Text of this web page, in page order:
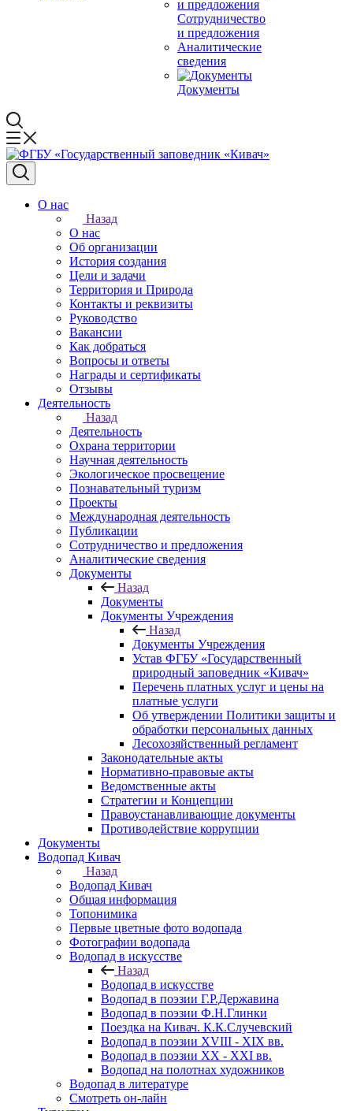
Сотрудничество
и предложения
Аналитические
сведения
Документы
О нас
Назад
О нас
Об организации
История создания
Цели и задачи
Территория и Природа
Контакты и реквизиты
Руководство
Вакансии
Как добраться
Вопросы и ответы
Награды и сертификаты
Отзывы
Деятельность
Назад
Деятельность
Охрана территории
Научная деятельность
Экологическое просвещение
Познавательный туризм
Проекты
Международная деятельность
Публикации
Сотрудничество и предложения
Аналитические сведения
Документы
Назад
Документы
Документы Учреждения
Назад
Документы Учреждения
Устав ФГБУ «Государственный
природный заповедник «Кивач»
Перечень платных услуг и цены на
платные услуги
Об утверждении Политики защиты и
обработки персональных данных
Лесохозяйственный регламент
Законодательные акты
Нормативно-правовые акты
Ведомственные акты
Стратегии и Концепции
Правоустанавливающие документы
Противодействие коррупции
Документы
Водопад Кивач
Назад
Водопад Кивач
Общая информация
Топонимика
Первые цветные фото водопада
Фотографии водопада
Водопад в искусстве
Назад
Водопад в искусстве
Водопад в поэзии Г.Р.Державина
Водопад в поэзии Ф.Н.Глинки
Поездка на Кивач. К.К.Случевский
Водопад в поэзии XVIII - XIX вв.
Водопад в поэзии XX - XXI вв.
Водопад на полотнах художников
Водопад в литературе
Смотреть он-лайн